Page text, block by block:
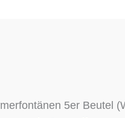
5er Beutel